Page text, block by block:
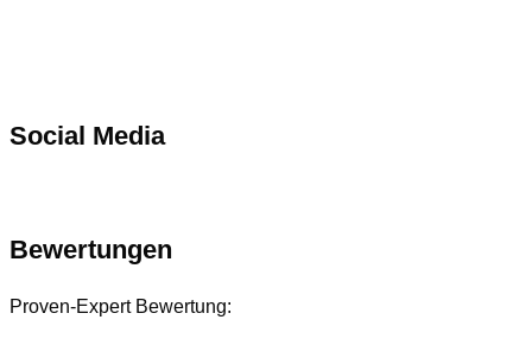
Social Media
Bewertungen
Proven-Expert Bewertung: